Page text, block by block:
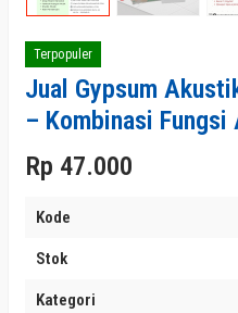
Terpopuler
Jual Gypsum
– Kombinasi
Rp 47.000
Kode
Stok
Kategori